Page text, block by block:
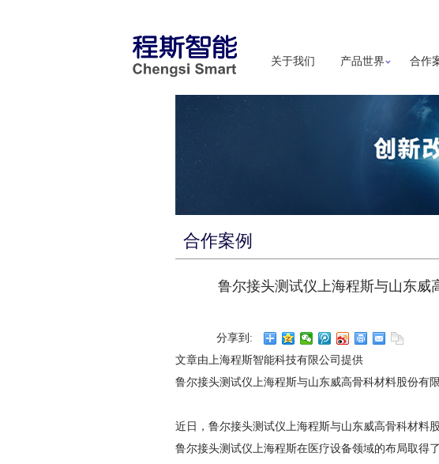
关于我们 产品世界 合作
合作案例
鲁尔接头测试仪上海程斯与山东威
分享到:
文章由上海程斯智能科技有限公司提供
鲁尔接头测试仪上海程斯与山东威高骨科材料股份有
近日，鲁尔接头测试仪上海程斯与山东威高骨科材料
鲁尔接头测试仪上海程斯在医疗设备领域的布局取得